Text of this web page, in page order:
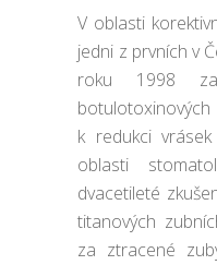
V oblasti
jedni z prvních v
roku 1998
k redukci
oblasti
dvacetileté
titanových
za ztracené